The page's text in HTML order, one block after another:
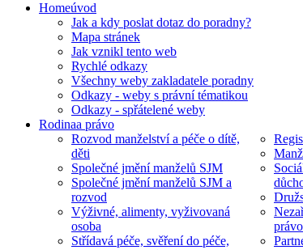
Homeúvod
Jak a kdy poslat dotaz do poradny?
Mapa stránek
Jak vznikl tento web
Rychlé odkazy
Všechny weby zakladatele poradny
Odkazy - weby s právní tématikou
Odkazy - spřátelené weby
Rodinaa právo
Rozvod manželství a péče o dítě,
děti
Společné jmění manželů SJM
Společné jmění manželů SJM a
rozvod
Výživné, alimenty, vyživovaná
osoba
Střídavá péče, svěření do péče,
právo